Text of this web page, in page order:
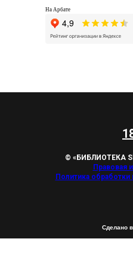
На Арбате
© «БИБЛИОТЕКА
Правовая
Политика
Сделано в